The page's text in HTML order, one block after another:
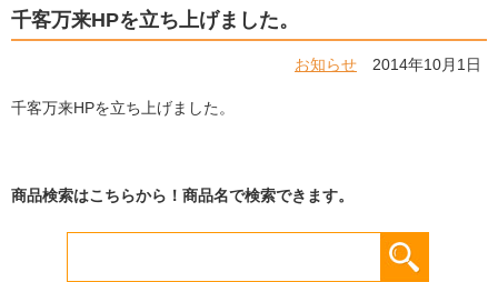
千客万来HPを立ち上げました。
お知らせ 2014年10月1日
千客万来HPを立ち上げました。
商品検索はこちらから！商品名で検索できます。